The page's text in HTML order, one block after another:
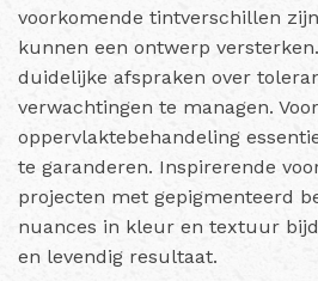
voorkomende tintverschillen
kunnen een ontwerp
duidelijke afspraken over
verwachtingen te managen.
oppervlaktebehandeling
te garanderen. Inspirerende
projecten met gepigmenteerd
nuances in kleur en textuur
en levendig resultaat.